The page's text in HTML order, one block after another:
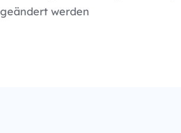
geändert werden